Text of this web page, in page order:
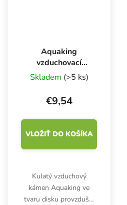
Aquaking
vzduchovací
kámen disk, ⌀ 120
mm
Skladem (>5 ks)
€9,54
VLOŽIŤ DO KOŠÍKA
Kulatý vzduchový
kámen Aquaking ve
tvaru disku provzdušní